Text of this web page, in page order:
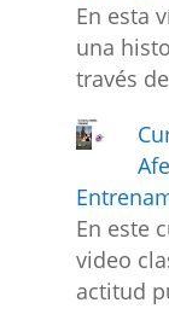
En esta
una
través
En este
video
actitud